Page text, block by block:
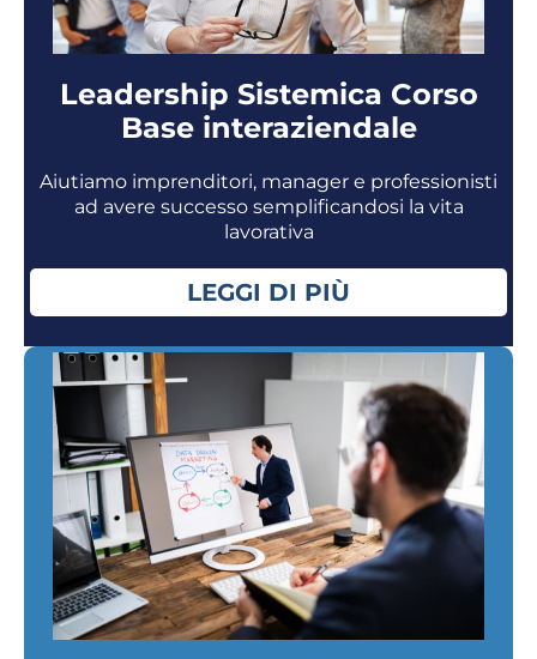
Leadership Sistemica Corso
Base interaziendale
Aiutiamo imprenditori, manager e professionisti
ad avere successo semplificandosi la vita
lavorativa
LEGGI DI PIÙ